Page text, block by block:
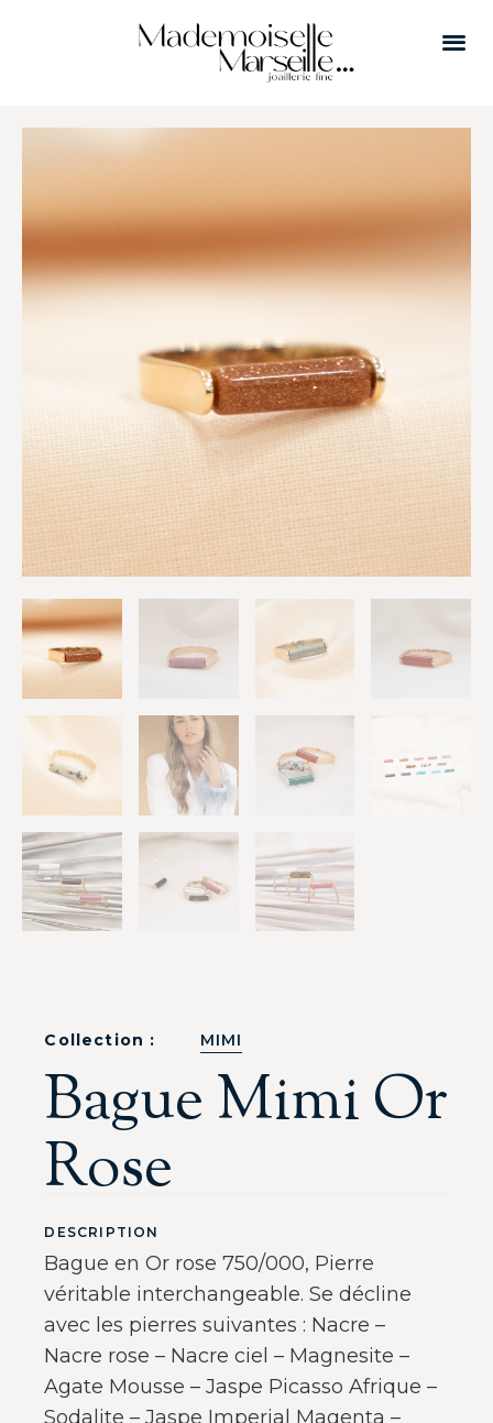
Collection : MIMI
Bague Mimi Or
Rose
DESCRIPTION
Bague en Or rose 750/000, Pierre
véritable interchangeable. Se décline
avec les pierres suivantes : Nacre –
Nacre rose – Nacre ciel – Magnesite –
Agate Mousse – Jaspe Picasso Afrique –
Sodalite – Jaspe Imperial Magenta –